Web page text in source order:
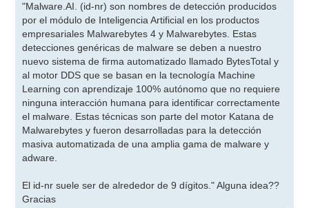
"Malware.AI. (id-nr) son nombres de detección producidos
por el módulo de Inteligencia Artificial en los productos
empresariales Malwarebytes 4 y Malwarebytes. Estas
detecciones genéricas de malware se deben a nuestro
nuevo sistema de firma automatizado llamado BytesTotal y
al motor DDS que se basan en la tecnología Machine
Learning con aprendizaje 100% autónomo que no requiere
ninguna interacción humana para identificar correctamente
el malware. Estas técnicas son parte del motor Katana de
Malwarebytes y fueron desarrolladas para la detección
masiva automatizada de una amplia gama de malware y
adware.
El id-nr suele ser de alrededor de 9 dígitos." Alguna idea??
Gracias